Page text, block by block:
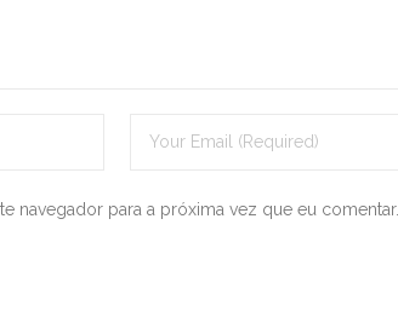
navegador para a próxima vez que eu comentar.